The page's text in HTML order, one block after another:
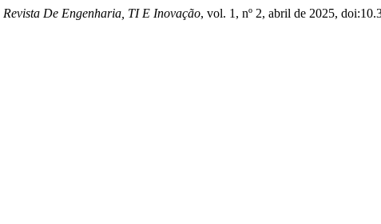
Revista De Engenharia, TI E Inovação, vol. 1, nº 2, abril de 2025,